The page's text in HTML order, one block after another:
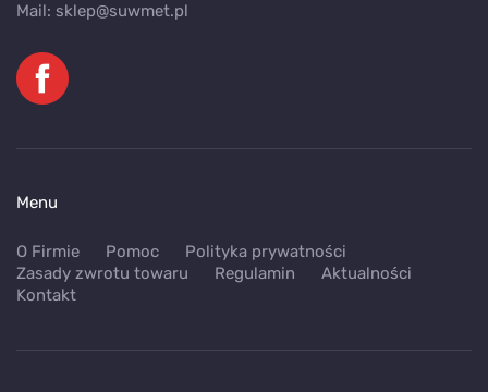
Mail: sklep@suwmet.pl
Menu
O Firmie Pomoc
Polityka prywatności
Zasady zwrotu towaru
Regulamin
Aktualności
Kontakt